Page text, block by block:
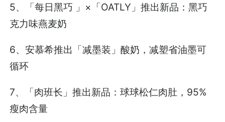
5、「每日黑巧 」×「OATLY」推出新品：黑巧
克力味燕麦奶
6、安慕希推出「减墨装」酸奶，减塑省油墨可
循环
7、「肉班长」推出新品：球球松仁肉肚，95%
瘦肉含量